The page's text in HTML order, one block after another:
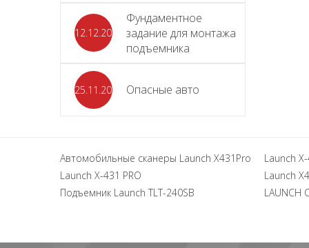
12.12.2023
Фундаментное
задание для монтажа
подъемника
25.11.2023 Опасные авто
Автомобильные сканеры Launch X431Pro Launch
Launch X-431 PRO
Launch
Подъемник Launch TLT-240SB
LAUNCH